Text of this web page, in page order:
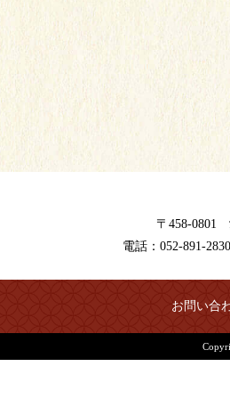
〒458-0801
電話：052-891-
お問い合